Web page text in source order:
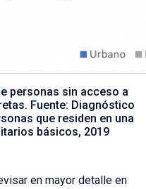
personas sin acceso a
Fuente: Diagnóstico
que residen en una
básicos, 2019
en mayor detalle en